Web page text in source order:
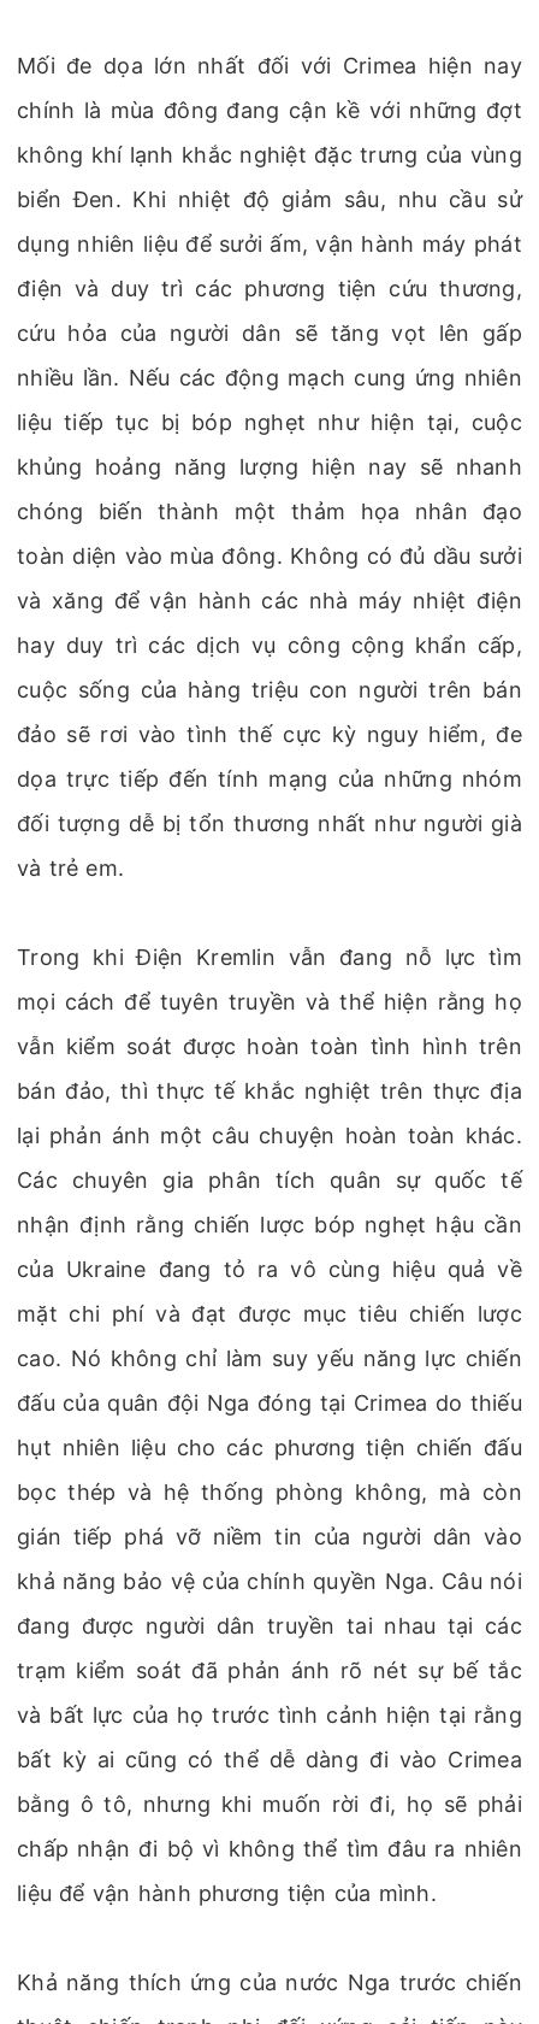
Mối đe dọa lớn nhất đối với Crimea hiện nay
chính là mùa đông đang cận kề với những đợt
không khí lạnh khắc nghiệt đặc trưng của vùng
biển Đen. Khi nhiệt độ giảm sâu, nhu cầu sử
dụng nhiên liệu để sưởi ấm, vận hành máy phát
điện và duy trì các phương tiện cứu thương,
cứu hỏa của người dân sẽ tăng vọt lên gấp
nhiều lần. Nếu các động mạch cung ứng nhiên
liệu tiếp tục bị bóp nghẹt như hiện tại, cuộc
khủng hoảng năng lượng hiện nay sẽ nhanh
chóng biến thành một thảm họa nhân đạo
toàn diện vào mùa đông. Không có đủ dầu sưởi
và xăng để vận hành các nhà máy nhiệt điện
hay duy trì các dịch vụ công cộng khẩn cấp,
cuộc sống của hàng triệu con người trên bán
đảo sẽ rơi vào tình thế cực kỳ nguy hiểm, đe
dọa trực tiếp đến tính mạng của những nhóm
đối tượng dễ bị tổn thương nhất như người già
và trẻ em.
Trong khi Điện Kremlin vẫn đang nỗ lực tìm
mọi cách để tuyên truyền và thể hiện rằng họ
vẫn kiểm soát được hoàn toàn tình hình trên
bán đảo, thì thực tế khắc nghiệt trên thực địa
lại phản ánh một câu chuyện hoàn toàn khác.
Các chuyên gia phân tích quân sự quốc tế
nhận định rằng chiến lược bóp nghẹt hậu cần
của Ukraine đang tỏ ra vô cùng hiệu quả về
mặt chi phí và đạt được mục tiêu chiến lược
cao. Nó không chỉ làm suy yếu năng lực chiến
đấu của quân đội Nga đóng tại Crimea do thiếu
hụt nhiên liệu cho các phương tiện chiến đấu
bọc thép và hệ thống phòng không, mà còn
gián tiếp phá vỡ niềm tin của người dân vào
khả năng bảo vệ của chính quyền Nga. Câu nói
đang được người dân truyền tai nhau tại các
trạm kiểm soát đã phản ánh rõ nét sự bế tắc
và bất lực của họ trước tình cảnh hiện tại rằng
bất kỳ ai cũng có thể dễ dàng đi vào Crimea
bằng ô tô, nhưng khi muốn rời đi, họ sẽ phải
chấp nhận đi bộ vì không thể tìm đâu ra nhiên
liệu để vận hành phương tiện của mình.
Khả năng thích ứng của nước Nga trước chiến